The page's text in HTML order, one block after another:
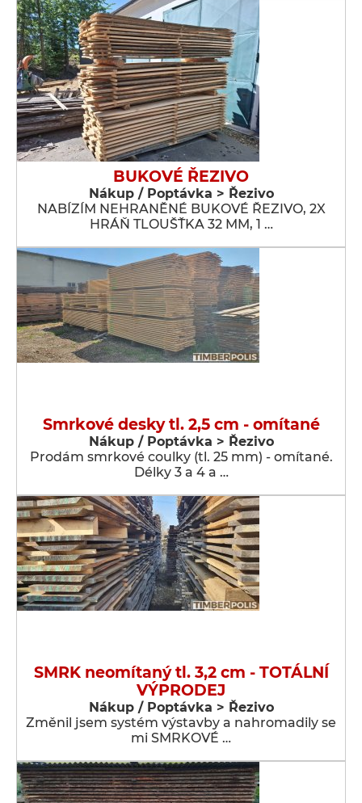
BUKOVÉ ŘEZIVO
Nákup / Poptávka > Řezivo
NABÍZÍM NEHRANĚNÉ BUKOVÉ ŘEZIVO, 2X
HRÁŇ TLOUŠŤKA 32 MM, 1 …
Smrkové desky tl. 2,5 cm - omítané
Nákup / Poptávka > Řezivo
Prodám smrkové coulky (tl. 25 mm) - omítané.
Délky 3 a 4 a …
SMRK neomítaný tl. 3,2 cm - TOTÁLNÍ
VÝPRODEJ
Nákup / Poptávka > Řezivo
Změnil jsem systém výstavby a nahromadily se
mi SMRKOVÉ …